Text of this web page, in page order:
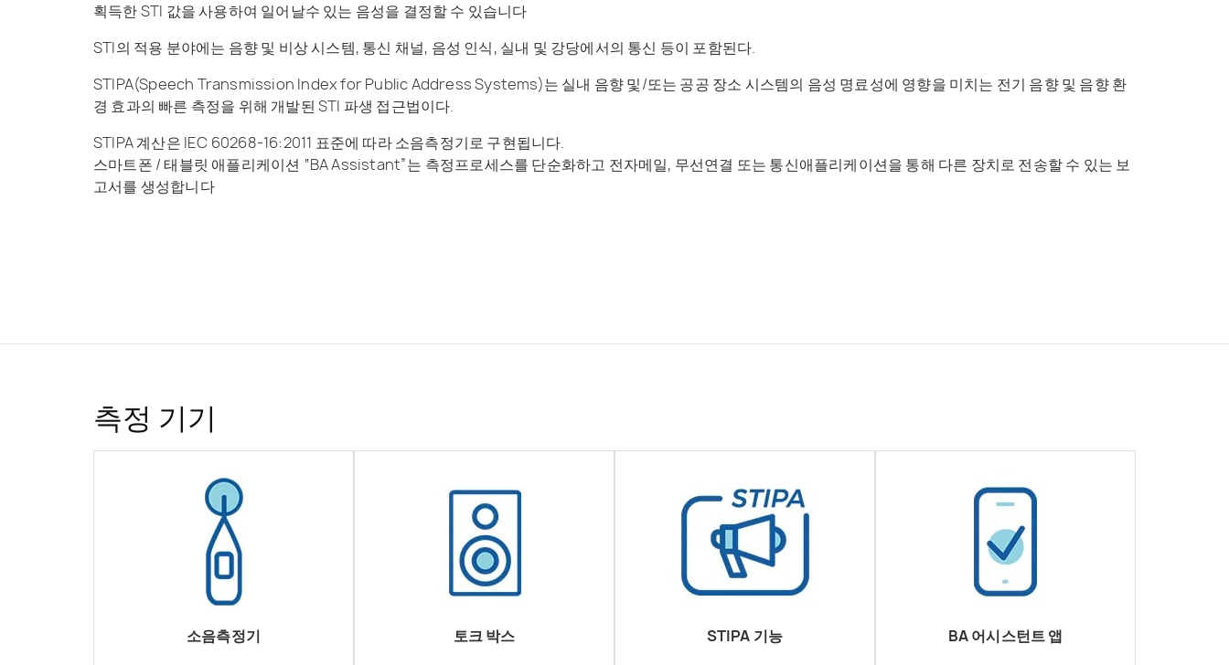
획득한 STI 값을 사용하여 일어날수 있는 음성을 결정할 수 있습니다
STI의 적용 분야에는 음향 및 비상 시스템, 통신 채널, 음성 인식, 실내 및 강당에서의 통신 등이 포함된다.
STIPA(Speech Transmission Index for Public Address Systems)는 실내 음향 및/또는 공공 장소 시스템의 음성 명료성에 영향을 미치는 전기 음향 및 음향 환
경 효과의 빠른 측정을 위해 개발된 STI 파생 접근법이다.
STIPA 계산은 IEC 60268-16:2011 표준에 따라 소음측정기로 구현됩니다.
스마트폰 / 태블릿 애플리케이션 “BA Assistant”는 측정프로세스를 단순화하고 전자메일, 무선연결 또는 통신애플리케이션을 통해 다른 장치로 전송할 수 있는 보
고서를 생성합니다
측정 기기
소음측정기
토크 박스
STIPA 기능
BA 어시스턴트 앱